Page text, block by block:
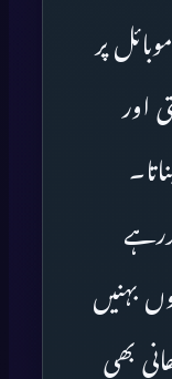
پر
اور
بہنیں
بھی